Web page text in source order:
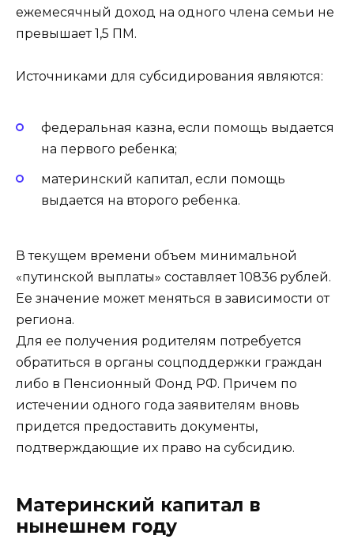
ежемесячный доход на одного члена семьи не
превышает 1,5 ПМ.
Источниками для субсидирования являются:
федеральная казна, если помощь выдается
на первого ребенка;
материнский капитал, если помощь
выдается на второго ребенка.
В текущем времени объем минимальной
«путинской выплаты» составляет 10836 рублей.
Ее значение может меняться в зависимости от
региона.
Для ее получения родителям потребуется
обратиться в органы соцподдержки граждан
либо в Пенсионный Фонд РФ. Причем по
истечении одного года заявителям вновь
придется предоставить документы,
подтверждающие их право на субсидию.
Материнский капитал в
нынешнем году